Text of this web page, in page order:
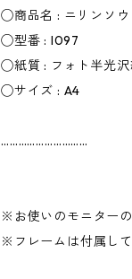
◯商品名 : ニリンソウ
◯型番 : I097
◯紙質 : フォト半光沢
◯サイズ : A4
…………………………
※お使いのモニター
※フレームは付属して